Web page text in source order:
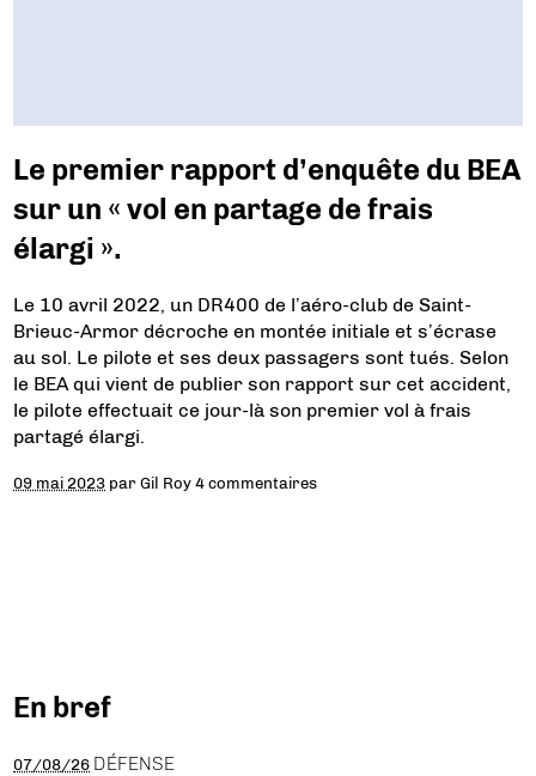
Le premier rapport d’enquête du BEA
sur un « vol en partage de frais
élargi ».
Le 10 avril 2022, un DR400 de l’aéro-club de Saint-
Brieuc-Armor décroche en montée initiale et s’écrase
au sol. Le pilote et ses deux passagers sont tués. Selon
le BEA qui vient de publier son rapport sur cet accident,
le pilote effectuait ce jour-là son premier vol à frais
partagé élargi.
09 mai 2023 parGil Roy 4 commentaires
En bref
07/08/26 DÉFENSE